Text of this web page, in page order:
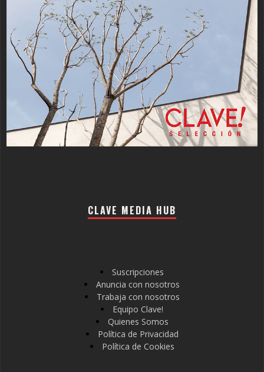
CLAVE MEDIA HUB
Suscripciones
Anuncia con nosotros
Trabaja con nosotros
Equipo Clave!
Quienes Somos
Política de Privacidad
Política de Cookies